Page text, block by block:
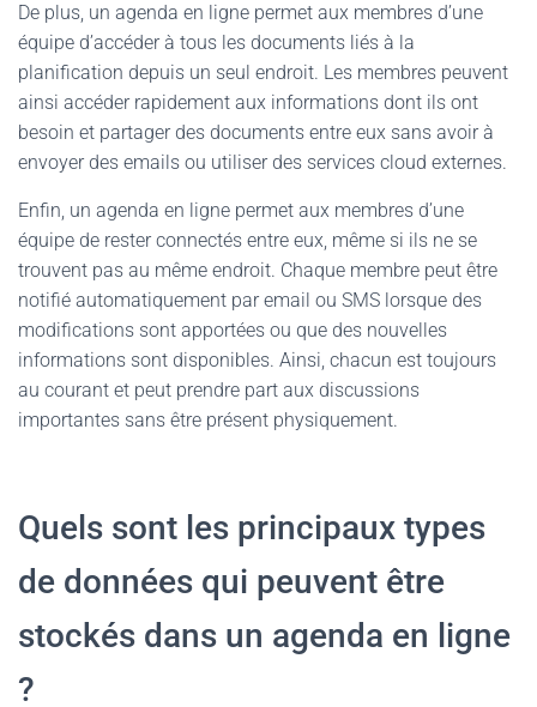
De plus, un agenda en ligne permet aux membres d’une
équipe d’accéder à tous les documents liés à la
planification depuis un seul endroit. Les membres peuvent
ainsi accéder rapidement aux informations dont ils ont
besoin et partager des documents entre eux sans avoir à
envoyer des emails ou utiliser des services cloud externes.
Enfin, un agenda en ligne permet aux membres d’une
équipe de rester connectés entre eux, même si ils ne se
trouvent pas au même endroit. Chaque membre peut être
notifié automatiquement par email ou SMS lorsque des
modifications sont apportées ou que des nouvelles
informations sont disponibles. Ainsi, chacun est toujours
au courant et peut prendre part aux discussions
importantes sans être présent physiquement.
Quels sont les principaux types
de données qui peuvent être
stockés dans un agenda en ligne
?